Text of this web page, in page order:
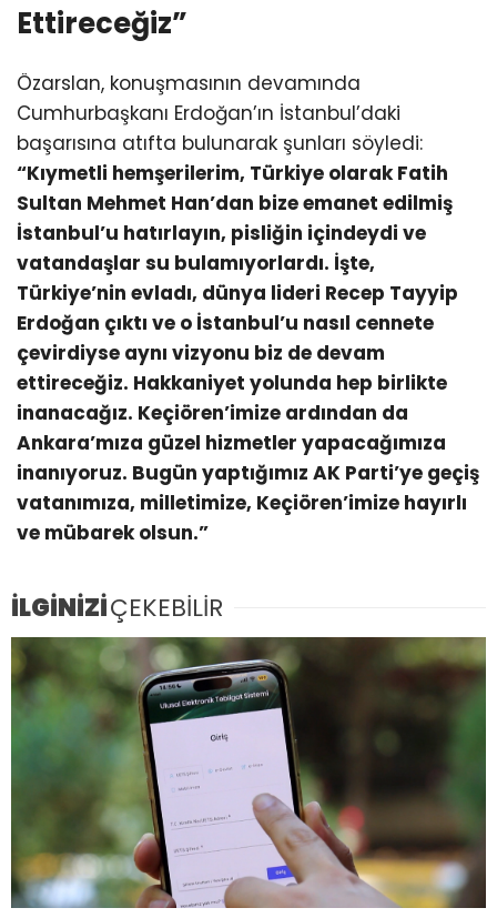
Ettireceğiz”
Özarslan, konuşmasının devamında
Cumhurbaşkanı Erdoğan’ın İstanbul’daki
başarısına atıfta bulunarak şunları söyledi:
“Kıymetli hemşerilerim, Türkiye olarak Fatih
Sultan Mehmet Han’dan bize emanet edilmiş
İstanbul’u hatırlayın, pisliğin içindeydi ve
vatandaşlar su bulamıyorlardı. İşte,
Türkiye’nin evladı, dünya lideri Recep Tayyip
Erdoğan çıktı ve o İstanbul’u nasıl cennete
çevirdiyse aynı vizyonu biz de devam
ettireceğiz. Hakkaniyet yolunda hep birlikte
inanacağız. Keçiören’imize ardından da
Ankara’mıza güzel hizmetler yapacağımıza
inanıyoruz. Bugün yaptığımız AK Parti’ye geçiş
vatanımıza, milletimize, Keçiören’imize hayırlı
ve mübarek olsun.”
İLGİNİZİÇEKEBİLİR